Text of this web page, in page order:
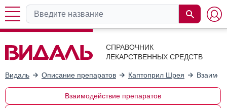
СПРАВОЧНИК
ЛЕКАРСТВЕННЫХ СРЕДСТВ
Видаль Описание препаратов Каптоприл Шрея
Взаимодействие препаратов